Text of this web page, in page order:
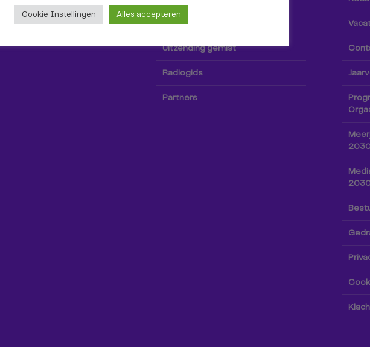
TV-gids
Uitzending gemist
Radiogids
Partners
Cookie Instellingen Alles accepteren